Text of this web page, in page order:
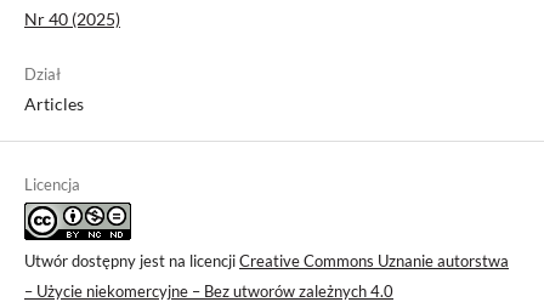
Nr 40 (2025)
Dział
Articles
Licencja
Utwór dostępny jest na licencjiCreative Commons Uznanie autorstwa
– Użycie niekomercyjne – Bez utworów zależnych 4.0